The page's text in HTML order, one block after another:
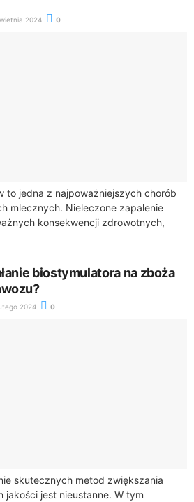
2024 0
to jedna z najpoważniejszych chorób
mlecznych. Nieleczone zapalenie
konsekwencji zdrowotnych,
biostymulatora na zboża
2024 0
skutecznych metod zwiększania
jakości jest nieustanne. W tym